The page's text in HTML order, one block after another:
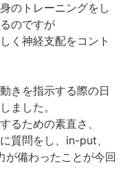
のトレーニングをし
のですが
く神経支配をコント
きを指示する際の日
ました。
るための素直さ、
質問をし、in-put、
備わったことが今回